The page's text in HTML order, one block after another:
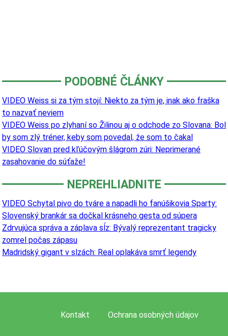
PODOBNÉ ČLÁNKY
VIDEO Weiss si za tým stojí: Niekto za tým je, inak ako fraška
to nazvať neviem
VIDEO Weiss po zlyhaní so Žilinou aj o odchode zo Slovana: Bol
by som zlý tréner, keby som povedal, že som to čakal
VIDEO Slovan pred kľúčovým šlágrom zúri: Neprimerané
zasahovanie do súťaže!
NEPREHLIADNITE
VIDEO Schytal pivo do tváre a napadli ho fanúšikovia Sparty:
Slovenský brankár sa dočkal krásneho gesta od súpera
Zdrvujúca správa a záplava sĺz: Bývalý reprezentant tragicky
zomrel počas zápasu
Madridský gigant v slzách: Real oplakáva smrť legendy
Kontakt Ochrana osobných údajov